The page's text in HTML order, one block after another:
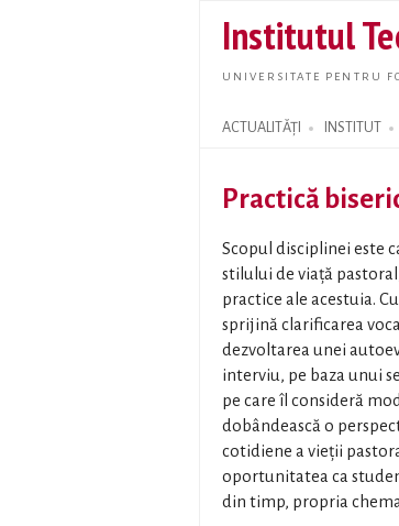
Institutul
UNIVERSITATE PENTRU
ACTUALITĂȚI INSTITUT
Search form
Practică
Scopul disciplinei este
stilului de viață
practice ale acestuia.
sprijină clarificarea
dezvoltarea unei
interviu, pe baza unui
pe care îl consideră
dobândească o
cotidiene a vieții
oportunitatea ca
din timp, propria